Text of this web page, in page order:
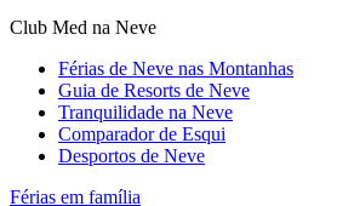
Club Med na Neve
Férias de Neve nas Montanhas
Guia de Resorts de Neve
Tranquilidade na Neve​
Comparador de Esqui
Desportos de Neve
Férias em família